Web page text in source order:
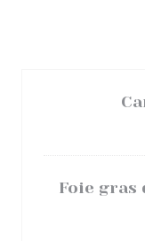
Foie gras